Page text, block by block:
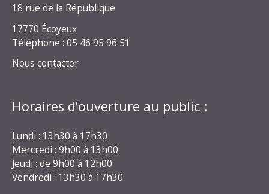
18 rue de la République
17770 Écoyeux
Téléphone : 05 46 95 96 51
Nous contacter
Horaires d’ouverture au public :
Lundi : 13h30 à 17h30
Mercredi : 9h00 à 13h00
Jeudi : de 9h00 à 12h00
Vendredi : 13h30 à 17h30